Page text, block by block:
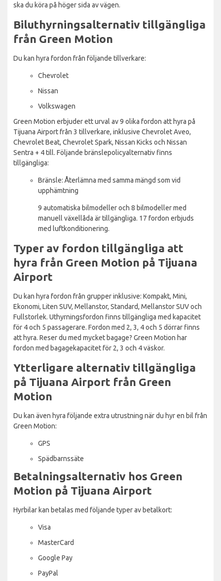
ska du köra på höger sida av vägen.
Biluthyrningsalternativ tillgängliga
från Green Motion
Du kan hyra fordon från följande tillverkare:
Chevrolet
Nissan
Volkswagen
Green Motion erbjuder ett urval av 9 olika fordon att hyra på
Tijuana Airport från 3 tillverkare, inklusive Chevrolet Aveo,
Chevrolet Beat, Chevrolet Spark, Nissan Kicks och Nissan
Sentra + 4 till. Följande bränslepolicyalternativ finns
tillgängliga:
Bränsle: Återlämna med samma mängd som vid
upphämtning
9 automatiska bilmodeller och 8 bilmodeller med
manuell växellåda är tillgängliga. 17 fordon erbjuds
med luftkonditionering.
Typer av fordon tillgängliga att
hyra från Green Motion på Tijuana
Airport
Du kan hyra fordon från grupper inklusive: Kompakt, Mini,
Ekonomi, Liten SUV, Mellanstor, Standard, Mellanstor SUV och
Fullstorlek. Uthyrningsfordon finns tillgängliga med kapacitet
för 4 och 5 passagerare. Fordon med 2, 3, 4 och 5 dörrar finns
att hyra. Reser du med mycket bagage? Green Motion har
fordon med bagagekapacitet för 2, 3 och 4 väskor.
Ytterligare alternativ tillgängliga
på Tijuana Airport från Green
Motion
Du kan även hyra följande extra utrustning när du hyr en bil från
Green Motion:
GPS
Spädbarnssäte
Betalningsalternativ hos Green
Motion på Tijuana Airport
Hyrbilar kan betalas med följande typer av betalkort:
Visa
MasterCard
Google Pay
PayPal